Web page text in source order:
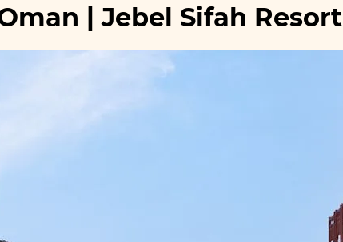
| Jebel Sifah Resort